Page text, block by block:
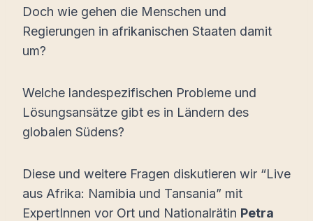
Doch wie gehen die Menschen und
Regierungen in afrikanischen Staaten damit
um?
Welche landespezifischen Probleme und
Lösungsansätze gibt es in Ländern des
globalen Südens?
Diese und weitere Fragen diskutieren wir “Live
aus Afrika: Namibia und Tansania” mit
ExpertInnen vor Ort und Nationalrätin Petra